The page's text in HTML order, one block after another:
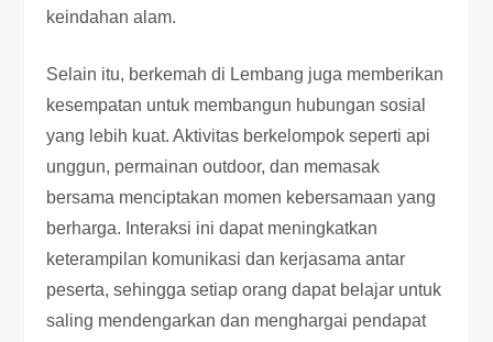
keindahan alam.
Selain itu, berkemah di Lembang juga memberikan
kesempatan untuk membangun hubungan sosial
yang lebih kuat. Aktivitas berkelompok seperti api
unggun, permainan outdoor, dan memasak
bersama menciptakan momen kebersamaan yang
berharga. Interaksi ini dapat meningkatkan
keterampilan komunikasi dan kerjasama antar
peserta, sehingga setiap orang dapat belajar untuk
saling mendengarkan dan menghargai pendapat